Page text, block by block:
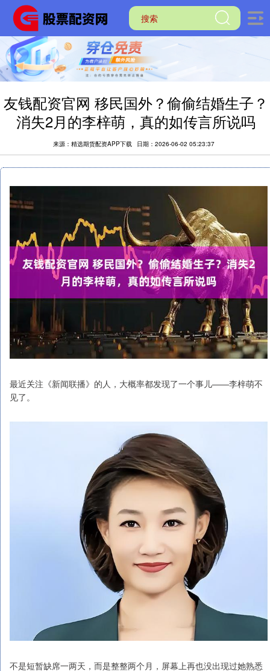
友钱配资官网 移民国外？偷偷结婚生子？
消失2月的李梓萌，真的如传言所说吗
来源：精选期货配资APP下载 日期：2026-06-02 05:23:37
最近关注《新闻联播》的人，大概率都发现了一个事儿——李梓萌不
见了。
不是短暂缺席一两天，而是整整两个月，屏幕上再也没出现过她熟悉